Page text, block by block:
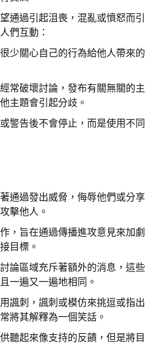
通過引起沮喪，混亂或憤怒而引
們互動：
少關心自己的行為給他人帶來的
常破壞討論，發布有關無關的主
主題會引起分歧。
警告後不會停止，而是使用不同
通過發出威脅，侮辱他們或分享
擊他人。
，旨在通過傳播進攻意見來加劇
目標。
論區域充斥著額外的消息，這些
一遍又一遍地相同。
諷刺，諷刺或模仿來挑逗或指出
將其解釋為一個笑話。
聽起來像支持的反饋，但是將目